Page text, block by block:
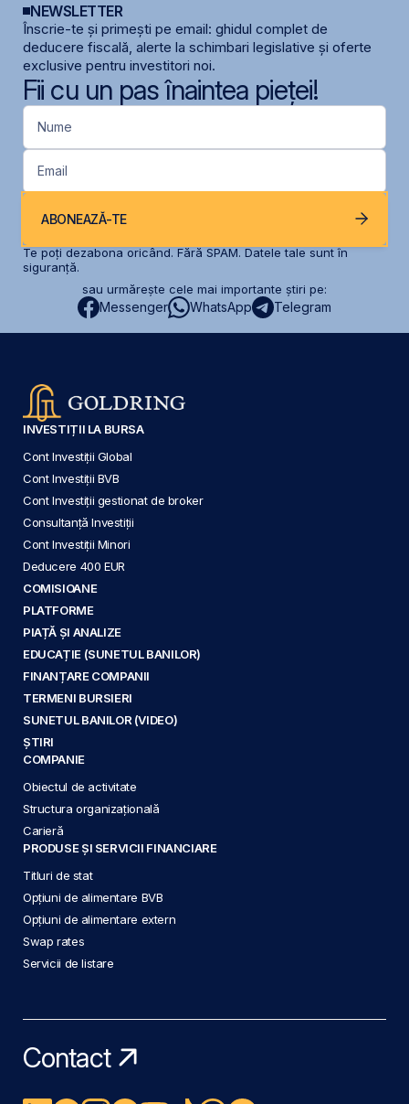
NEWSLETTER
Înscrie-te și primești pe email: ghidul complet de
deducere fiscală, alerte la schimbari legislative și oferte
exclusive pentru investitori noi.
Fii cu un pas înaintea pieței!
Nume
Email
ABONEAZĂ-TE
Te poți dezabona oricând. Fără SPAM. Datele tale sunt în
siguranță.
sau urmărește cele mai importante știri pe:
Messenger WhatsApp Telegram
INVESTIȚII LA BURSA
Cont Investiții Global
Cont Investiții BVB
Cont Investiții gestionat de broker
Consultanță Investiții
Cont Investiții Minori
Deducere 400 EUR
COMISIOANE
PLATFORME
PIAȚĂ ȘI ANALIZE
EDUCAȚIE (SUNETUL BANILOR)
FINANȚARE COMPANII
TERMENI BURSIERI
SUNETUL BANILOR (VIDEO)
ȘTIRI
COMPANIE
Obiectul de activitate
Structura organizațională
Carieră
PRODUSE ȘI SERVICII FINANCIARE
Titluri de stat
Opțiuni de alimentare BVB
Opțiuni de alimentare extern
Swap rates
Servicii de listare
Contact